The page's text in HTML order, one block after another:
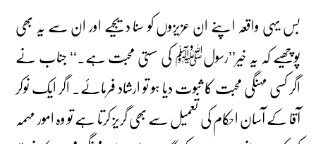
بس یہی واقعہ اپنے ان عزیزوں کو سنا دیجیے اور ان سے یہ بھی
پوچھیے کہ یہ خیر’’رسولﷺ کی سستی محبت ہے۔‘‘ جناب نے
اگر کسی مہنگی محبت کا ثبوت دیا ہو تو ارشاد فرمائے۔ اگر ایک نوکر
آقا کے آسان احکام کی تعمیل سے بھی گریز کرتا ہے تو وہ امور مہمہ